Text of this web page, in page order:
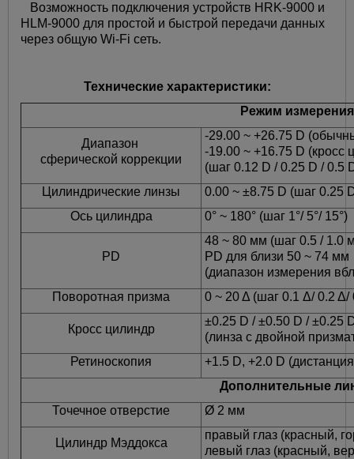
Возможность подключения устройств HRK-9000 и
HLM-9000 для простой и быстрой передачи данных
через общую Wi-Fi сеть.
Технические характеристики:
Режим измерения
Диапазон
сферической коррекции
-29.00 ~ +26.75 D
-19.00 ~ +16.75 D (кросс
(шаг 0.12 D / 0.25 D / 0.5
Цилиндрические линзы
0.00 ~ ±8.75 D (шаг 0.25
Ось цилиндра
0° ~ 180° (шаг 1°/ 5°/ 15°)
PD
48 ~ 80 мм (шаг 0.5 / 1.0
PD для близи 50 ~ 74 мм
(диапазон измерения
Поворотная призма
0 ~ 20 Δ (шаг 0.1 Δ/ 0.2 Δ/
Кросс цилиндр
±0.25 D / ±0.50 D / ±0.25
(линза с двойной
Ретиноскопия
+1.5 D, +2.0 D
Дополнительные
Точечное отверстие
Ø 2 мм
Цилиндр Мэддокса
правый глаз (красный,
левый глаз (красный,